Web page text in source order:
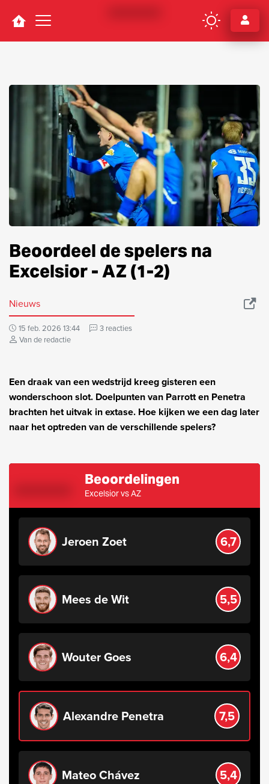
Navigation
Beoordeel de spelers na
Excelsior - AZ (1-2)
Nieuws
15 feb. 2026 13:44
3 reacties
Van de redactie
Een draak van een wedstrijd kreeg gisteren een
wonderschoon slot. Doelpunten van Parrott en Penetra
brachten het uitvak in extase. Hoe kijken we een dag later
naar het optreden van de verschillende spelers?
Beoordelingen
Excelsior vs AZ
Jeroen Zoet 6,7
Mees de Wit 5,5
Wouter Goes 6,4
Alexandre Penetra 7,5
Mateo Chávez 5,4